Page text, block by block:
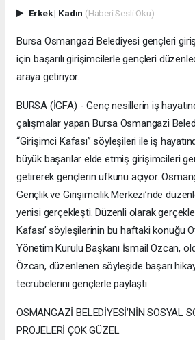
Erkek| Kadın (Haberi Sesli Oku)
Bursa Osmangazi Belediyesi gençleri
için başarılı girişimcilerle gençleri
araya getiriyor.
BURSA (İGFA) - Genç nesillerin iş
çalışmalar yapan Bursa Osmangazi
“Girişimci Kafası” söyleşileri ile iş
büyük başarılar elde etmiş girişimcileri
getirerek gençlerin ufkunu açıyor.
Gençlik ve Girişimcilik Merkezi’nde
yenisi gerçekleşti. Düzenli olarak
Kafası’ söyleşilerinin bu haftaki konuğu
Yönetim Kurulu Başkanı İsmail Özcan,
Özcan, düzenlenen söyleşide başarı
tecrübelerini gençlerle paylaştı.
OSMANGAZİ BELEDİYESİ’NİN SOSYAL
PROJELERİ ÇOK GÜZEL